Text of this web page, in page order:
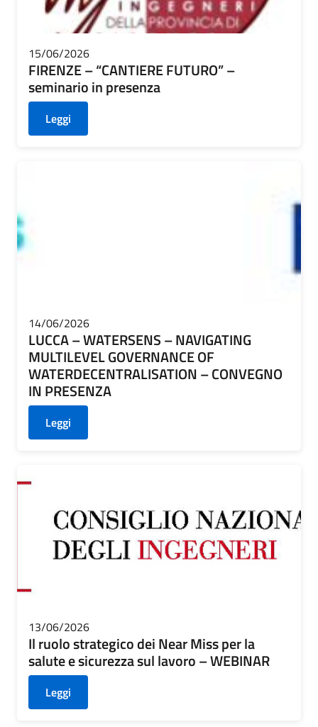
15/06/2026
FIRENZE – “CANTIERE FUTURO” –
seminario in presenza
Leggi
14/06/2026
LUCCA – WATERSENS – NAVIGATING
MULTILEVEL GOVERNANCE OF
WATERDECENTRALISATION – CONVEGNO
IN PRESENZA
Leggi
13/06/2026
Il ruolo strategico dei Near Miss per la
salute e sicurezza sul lavoro – WEBINAR
Leggi